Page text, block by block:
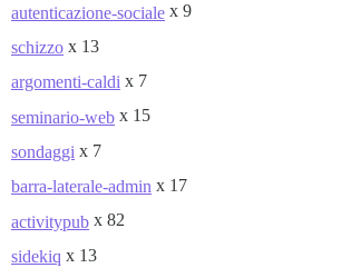
autenticazione-sociale x 9
schizzo x 13
argomenti-caldi x 7
seminario-web x 15
sondaggi x 7
barra-laterale-admin x 17
activitypub x 82
sidekiq x 13